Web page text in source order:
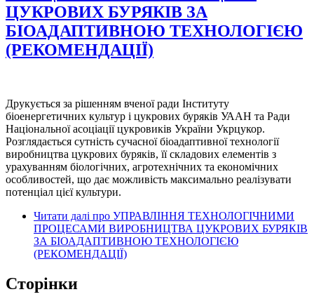
ЦУКРОВИХ БУРЯКІВ ЗА
БІОАДАПТИВНОЮ ТЕХНОЛОГІЄЮ
(РЕКОМЕНДАЦІЇ)
Друкується за рішенням вченої ради Інституту
біоенергетичних культур і цукрових буряків УААН та Ради
Національної асоціації цукровиків України Укрцукор.
Розглядається сутність сучасної біоадаптивної технології
виробництва цукрових буряків, її складових елементів з
урахуванням біологічних, агротехнічних та економічних
особливостей, що дає можливість максимально реалізувати
потенціал цієї культури.
Читати далі про УПРАВЛІННЯ ТЕХНОЛОГІЧНИМИ
ПРОЦЕСАМИ ВИРОБНИЦТВА ЦУКРОВИХ БУРЯКІВ
ЗА БІОАДАПТИВНОЮ ТЕХНОЛОГІЄЮ
(РЕКОМЕНДАЦІЇ)
Сторінки